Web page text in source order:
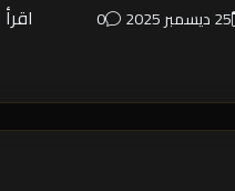
25 ديسمبر 2025 0